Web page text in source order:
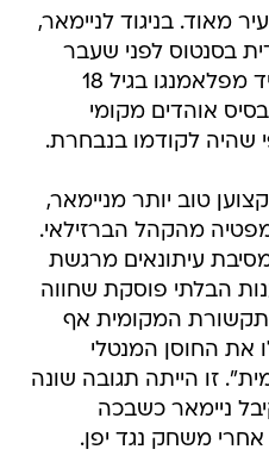
מאוד. בניגוד לניימאר,
בסנטוס לפני שעבר
לאירופה, הוא נמכר למדריד מפלאמנגו בגיל 18
אוהדים מקומי
שהיה לקודמו בנבחרת.
טוב יותר מניימאר,
מהקהל הברזילאי.
עיתונאים מרגשת
בגזענות הבלתי פוסקת שחווה
המקומית אף
את החוסן המנטלי
זו הייתה תגובה שונה
ניימאר כשבכה